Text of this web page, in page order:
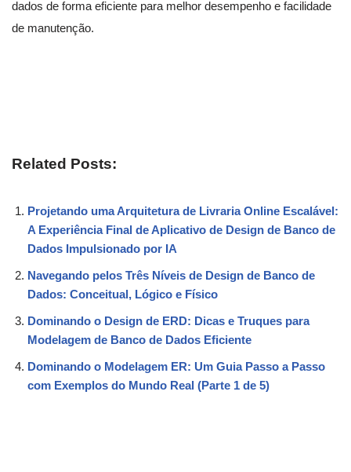
dados de forma eficiente para melhor desempenho e facilidade
de manutenção.
Related Posts:
Projetando uma Arquitetura de Livraria Online Escalável:
A Experiência Final de Aplicativo de Design de Banco de
Dados Impulsionado por IA
Navegando pelos Três Níveis de Design de Banco de
Dados: Conceitual, Lógico e Físico
Dominando o Design de ERD: Dicas e Truques para
Modelagem de Banco de Dados Eficiente
Dominando o Modelagem ER: Um Guia Passo a Passo
com Exemplos do Mundo Real (Parte 1 de 5)